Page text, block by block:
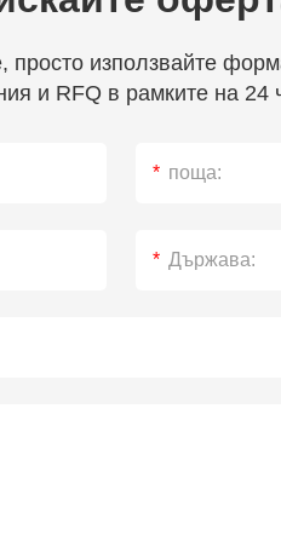
просто използвайте
и RFQ в рамките на 24